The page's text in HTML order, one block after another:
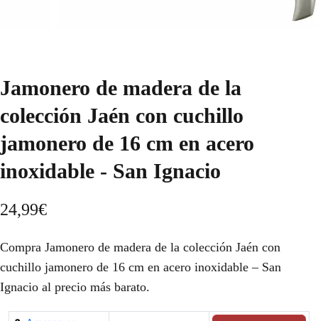
Jamonero de madera de la
colección Jaén con cuchillo
jamonero de 16 cm en acero
inoxidable - San Ignacio
24,99€
Compra Jamonero de madera de la colección Jaén con
cuchillo jamonero de 16 cm en acero inoxidable – San
Ignacio al precio más barato.